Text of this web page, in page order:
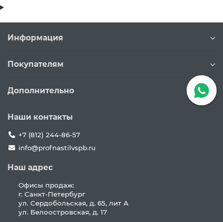
Информация
Покупателям
Дополнительно
Наши контакты
+7 (812) 244-86-57
info@profnastilvspb.ru
Наш адрес
Офисы продаж:
г. Санкт-Петербург
ул. Сердобольская, д. 65, лит А
ул. Белоостровская, д. 17